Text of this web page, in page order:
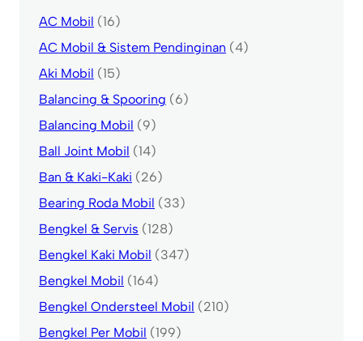
AC Mobil (16)
AC Mobil & Sistem Pendinginan (4)
Aki Mobil (15)
Balancing & Spooring (6)
Balancing Mobil (9)
Ball Joint Mobil (14)
Ban & Kaki-Kaki (26)
Bearing Roda Mobil (33)
Bengkel & Servis (128)
Bengkel Kaki Mobil (347)
Bengkel Mobil (164)
Bengkel Ondersteel Mobil (210)
Bengkel Per Mobil (199)